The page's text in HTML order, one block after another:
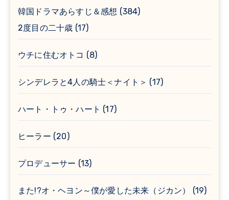
韓国ドラマあらすじ＆感想 (384)
2度目の二十歳 (17)
ウチに住むオトコ (8)
シンデレラと4人の騎士＜ナイト＞ (17)
ハート・トゥ・ハート (17)
ヒーラー (20)
プロデューサー (13)
また!?オ・ヘヨン～僕が愛した未来（ジカン） (19)